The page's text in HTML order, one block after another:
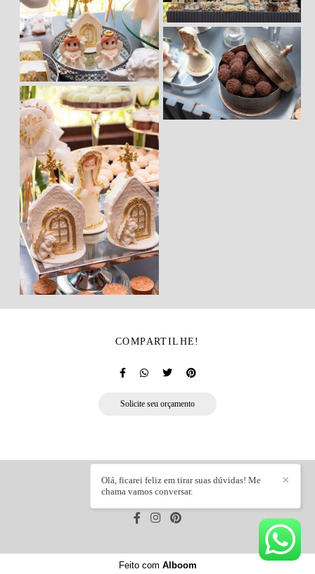
COMPARTILHE!
Solicite seu orçamento
FRANCINI TELES/CONTATO
✕
Olá, ficarei feliz em tirar suas dúvidas! Me
chama vamos conversar.
Feito com Alboom